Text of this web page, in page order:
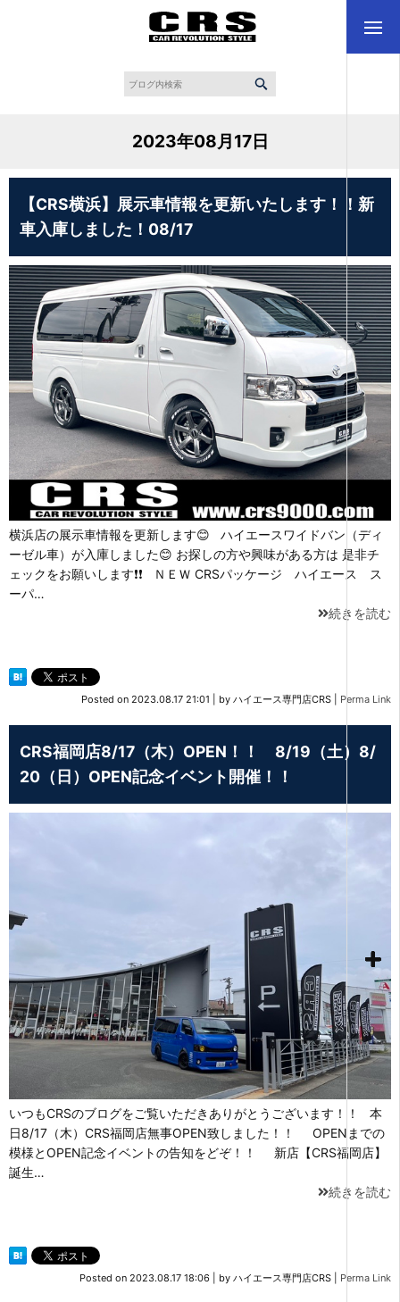
2023年08月17日
【CRS横浜】展示車情報を更新いたします！！新
車入庫しました！08/17
横浜店の展示車情報を更新します😊 ハイエースワイドバン（ディ
ーゼル車）が入庫しました😊 お探しの方や興味がある方は 是非チ
ェックをお願いします❗❗ ＮＥＷ CRSパッケージ ハイエース ス
ーパ…
続きを読む
Posted on 2023.08.17 21:01 by ハイエース専門店CRS Perma Link
CRS福岡店8/17（木）OPEN！！ 8/19（土）8/
20（日）OPEN記念イベント開催！！
いつもCRSのブログをご覧いただきありがとうございます！！ 本
日8/17（木）CRS福岡店無事OPEN致しました！！ OPENまでの
模様とOPEN記念イベントの告知をどぞ！！ 新店【CRS福岡店】
誕生…
続きを読む
Posted on 2023.08.17 18:06 by ハイエース専門店CRS Perma Link